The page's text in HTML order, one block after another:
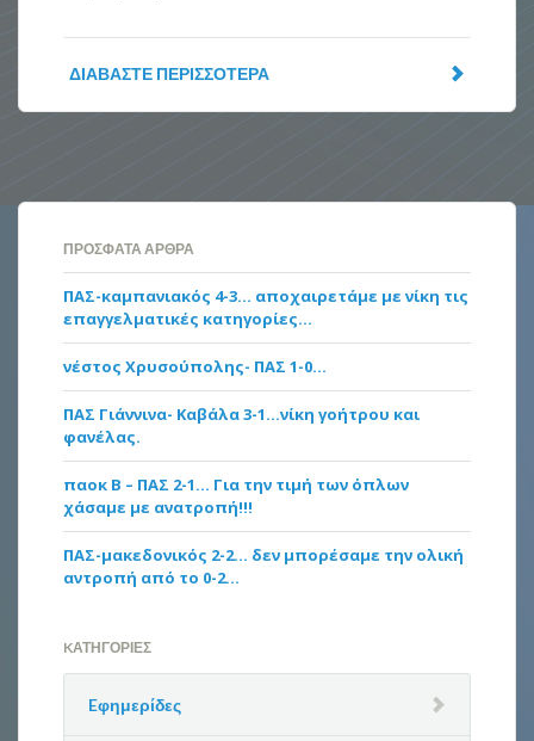
ΔΙΑΒΆΣΤΕ ΠΕΡΙΣΣΌΤΕΡΑ
ΠΡΌΣΦΑΤΑ ΆΡΘΡΑ
ΠΑΣ-καμπανιακός 4-3… αποχαιρετάμε με νίκη τις
επαγγελματικές κατηγορίες…
νέστος Χρυσούπολης- ΠΑΣ 1-0…
ΠΑΣ Γιάννινα- Καβάλα 3-1…νίκη γοήτρου και
φανέλας.
παοκ Β – ΠΑΣ 2-1… Για την τιμή των όπλων
χάσαμε με ανατροπή!!!
ΠΑΣ-μακεδονικός 2-2… δεν μπορέσαμε την ολική
αντροπή από το 0-2…
KΑΤΗΓΟΡΊΕΣ
Eφημερίδες